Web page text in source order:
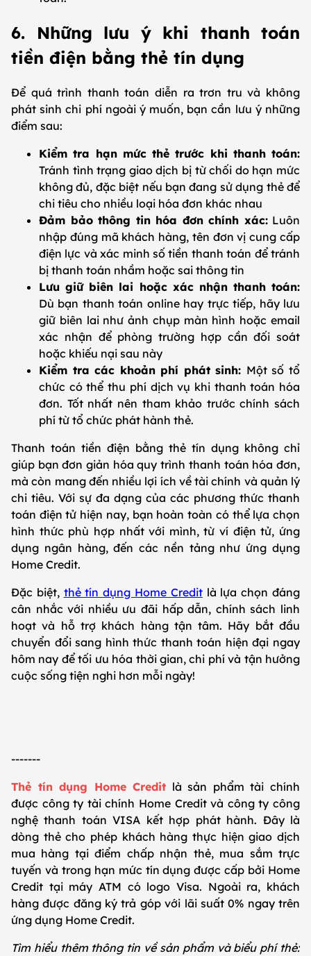
6. Những lưu ý khi thanh toán
tiền điện bằng thẻ tín dụng
Để quá trình thanh toán diễn ra trơn tru và không
phát sinh chi phí ngoài ý muốn, bạn cần lưu ý những
điểm sau:
Kiểm tra hạn mức thẻ trước khi thanh toán:
Tránh tình trạng giao dịch bị từ chối do hạn mức
không đủ, đặc biệt nếu bạn đang sử dụng thẻ để
chi tiêu cho nhiều loại hóa đơn khác nhau
Đảm bảo thông tin hóa đơn chính xác:Luôn
nhập đúng mã khách hàng, tên đơn vị cung cấp
điện lực và xác minh số tiền thanh toán để tránh
bị thanh toán nhầm hoặc sai thông tin
Lưu giữ biên lai hoặc xác nhận thanh toán:
Dù bạn thanh toán online hay trực tiếp, hãy lưu
giữ biên lai như ảnh chụp màn hình hoặc email
xác nhận để phòng trường hợp cần đối soát
hoặc khiếu nại sau này
Kiểm tra các khoản phí phát sinh: Một số tổ
chức có thể thu phí dịch vụ khi thanh toán hóa
đơn. Tốt nhất nên tham khảo trước chính sách
phí từ tổ chức phát hành thẻ.
Thanh toán tiền điện bằng thẻ tín dụng không chỉ
giúp bạn đơn giản hóa quy trình thanh toán hóa đơn,
mà còn mang đến nhiều lợi ích về tài chính và quản lý
chi tiêu. Với sự đa dạng của các phương thức thanh
toán điện tử hiện nay, bạn hoàn toàn có thể lựa chọn
hình thức phù hợp nhất với mình, từ ví điện tử, ứng
dụng ngân hàng, đến các nền tảng như ứng dụng
Home Credit.
Đặc biệt, thẻ tín dụng Home Creditlà lựa chọn đáng
cân nhắc với nhiều ưu đãi hấp dẫn, chính sách linh
hoạt và hỗ trợ khách hàng tận tâm. Hãy bắt đầu
chuyển đổi sang hình thức thanh toán hiện đại ngay
hôm nay để tối ưu hóa thời gian, chi phí và tận hưởng
cuộc sống tiện nghi hơn mỗi ngày!
-------
Thẻ tín dụng Home Credit là sản phẩm tài chính
được công ty tài chính Home Credit và công ty công
nghệ thanh toán VISA kết hợp phát hành. Đây là
dòng thẻ cho phép khách hàng thực hiện giao dịch
mua hàng tại điểm chấp nhận thẻ, mua sắm trực
tuyến và trong hạn mức tín dụng được cấp bởi Home
Credit tại máy ATM có logo Visa. Ngoài ra, khách
hàng được đăng ký trả góp với lãi suất 0% ngay trên
ứng dụng Home Credit.
Tìm hiểu thêm thông tin về sản phẩm và biểu phí thẻ: